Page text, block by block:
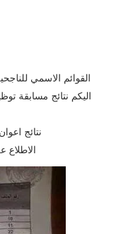
القوائم الاسمي للناجحين
نتائج
الاطلاع